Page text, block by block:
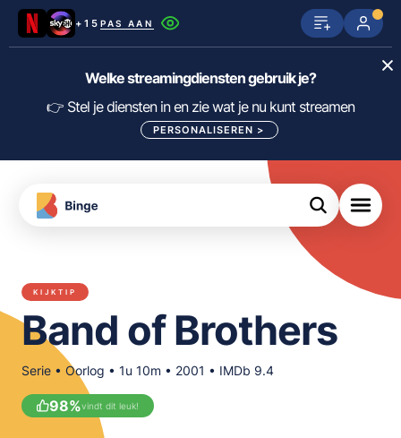
+15 PAS AAN
Netflix SkyShowtime Prime Video
Disney+ Videoland HBO Max
Viaplay Apple TV
KIJK
FILTER FILMS EN SERIES OP MIJN
DIENSTEN
ALLES/NIETS SELECTEREN
Welke streamingdiensten gebruik je?
👉 Stel je diensten in en zie wat je nu kunt streamen
PERSONALISEREN >
Download
de
Binge
App
KIJKTIP
Band of Brothers
Serie • Oorlog • 1u 10m • 2001 • IMDb 9.4
98%vindt dit leuk!